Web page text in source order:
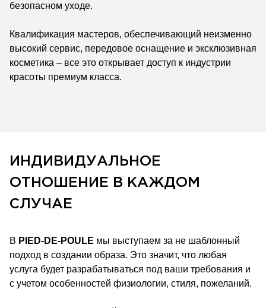
безопасном уходе.
Квалификация мастеров, обеспечивающий неизменно
высокий сервис, передовое оснащение и эксклюзивная
косметика – все это открывает доступ к индустрии
красоты премиум класса.
ИНДИВИДУАЛЬНОЕ
ОТНОШЕНИЕ В КАЖДОМ
СЛУЧАЕ
В PIED-DE-POULE мы выступаем за не шаблонный
подход в создании образа. Это значит, что любая
услуга будет разрабатываться под ваши требования и
с учетом особенностей физиологии, стиля, пожеланий.